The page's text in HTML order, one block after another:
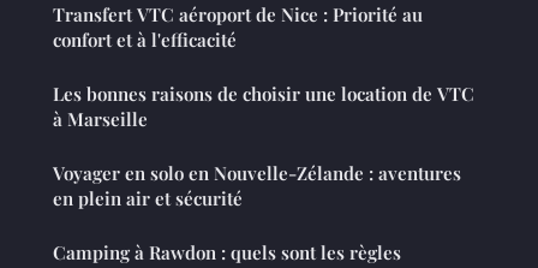
Transfert VTC aéroport de Nice : Priorité au
confort et à l'efficacité
Les bonnes raisons de choisir une location de VTC
à Marseille
Voyager en solo en Nouvelle-Zélande : aventures
en plein air et sécurité
Camping à Rawdon : quels sont les règles